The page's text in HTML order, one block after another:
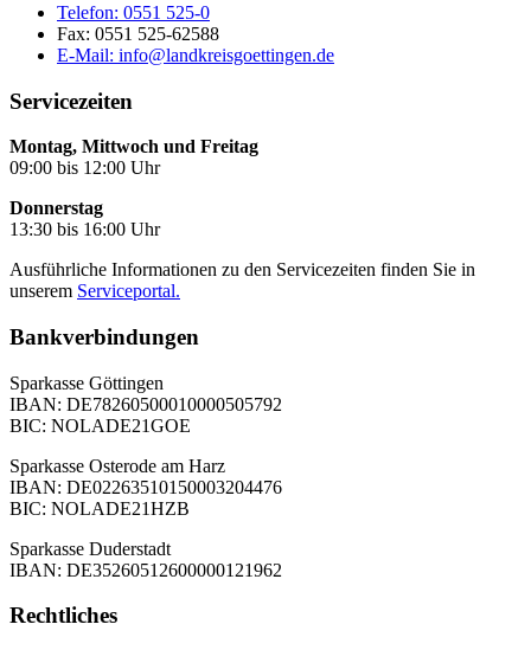
Telefon: 0551 525-0
Fax: 0551 525-62588
E-Mail: info@landkreisgoettingen.de
Servicezeiten
Montag, Mittwoch und Freitag
09:00 bis 12:00 Uhr
Donnerstag
13:30 bis 16:00 Uhr
Ausführliche Informationen zu den Servicezeiten finden Sie in
unserem Serviceportal.
Bankverbindungen
Sparkasse Göttingen
IBAN: DE78260500010000505792
BIC: NOLADE21GOE
Sparkasse Osterode am Harz
IBAN: DE02263510150003204476
BIC: NOLADE21HZB
Sparkasse Duderstadt
IBAN: DE35260512600000121962
Rechtliches